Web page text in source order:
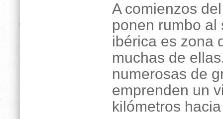
A comienzos
ponen rumbo al
ibérica es zona
muchas de
numerosas de
emprenden un
kilómetros